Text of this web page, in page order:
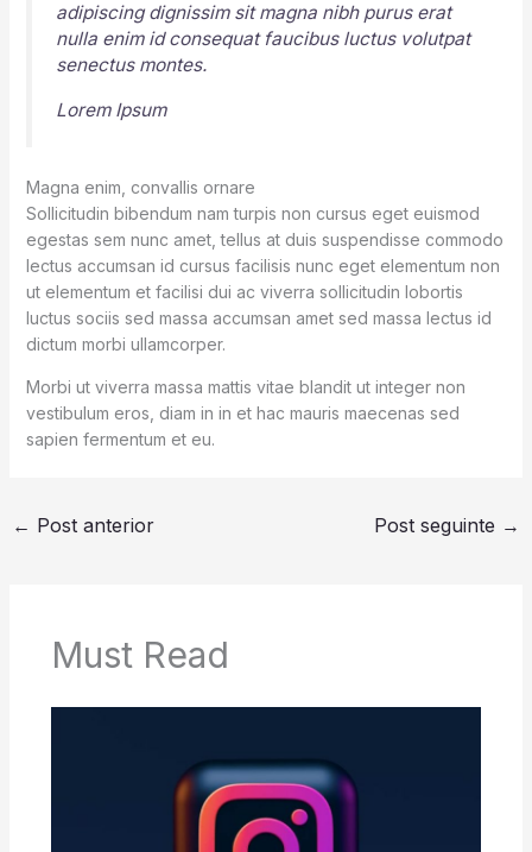
adipiscing dignissim sit magna nibh purus erat
nulla enim id consequat faucibus luctus volutpat
senectus montes.
Lorem Ipsum
Magna enim, convallis ornare
Sollicitudin bibendum nam turpis non cursus eget euismod
egestas sem nunc amet, tellus at duis suspendisse commodo
lectus accumsan id cursus facilisis nunc eget elementum non
ut elementum et facilisi dui ac viverra sollicitudin lobortis
luctus sociis sed massa accumsan amet sed massa lectus id
dictum morbi ullamcorper.
Morbi ut viverra massa mattis vitae blandit ut integer non
vestibulum eros, diam in in et hac mauris maecenas sed
sapien fermentum et eu.
← Post anterior Post seguinte →
Must Read